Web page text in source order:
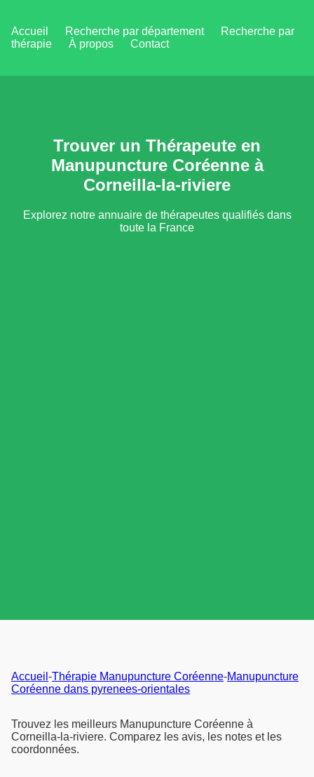
Accueil Recherche par département
Recherche par
thérapie
À propos Contact
Trouver un Thérapeute en
Manupuncture Coréenne à
Corneilla-la-riviere
Explorez notre annuaire de thérapeutes qualifiés dans
toute la France
Accueil -Thérapie Manupuncture Coréenne-Manupuncture
Coréenne dans pyrenees-orientales
Trouvez les meilleurs Manupuncture Coréenne à
Corneilla-la-riviere. Comparez les avis, les notes et les
coordonnées.